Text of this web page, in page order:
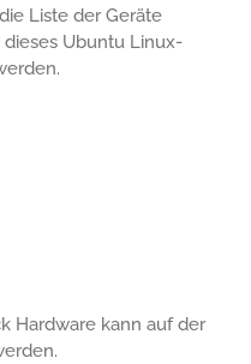
Liste der Geräte
Ubuntu Linux-
Hardware kann auf der